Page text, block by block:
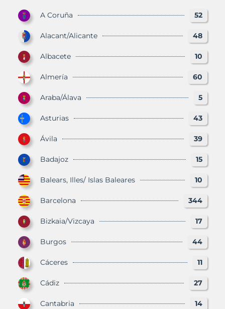
A Coruña 52
Alacant/Alicante 48
Albacete 10
Almería 60
Araba/Álava 5
Asturias 43
Ávila 39
Badajoz 15
Balears, Illes/ Islas Baleares 10
Barcelona 344
Bizkaia/Vizcaya 17
Burgos 44
Cáceres 11
Cádiz 27
Cantabria 14